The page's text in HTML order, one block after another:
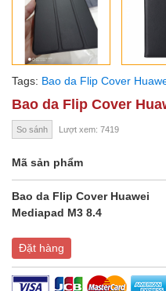
Tags: Bao da Flip Cover
Bao da Flip Cover
So sánh Lượt xem: 7419
Mã sản phẩm
Bao da Flip Cover Huawei
Mediapad M3 8.4
Đặt hàng